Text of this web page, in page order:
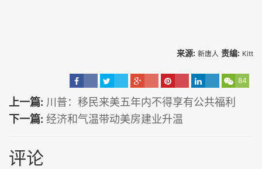
来源: 新唐人 责编: Kitt
84
上一篇: 川普：移民来美五年内不得享有公共福利
下一篇: 经济和气温带动美房建业升温
评论